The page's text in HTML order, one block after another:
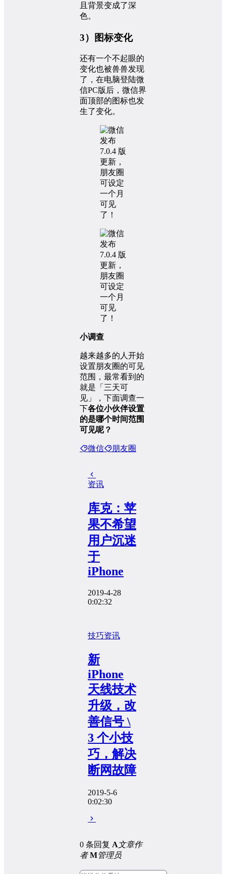
且背景变成了深
色。
3）图标变化
还有一个不起眼的
变化也被兽兽发现
了，在电脑登陆微
信PC版后，微信界
面顶部的图标也发
生了变化。
小调查
越来越多的人开始
设置朋友圈的可见
范围，最常看到的
就是「三天可
见」，下面调查一
下各位小伙伴设置
的是哪个时间范围
可见呢？
微信 朋友圈
资讯
库克：苹
果不希望
用户沉迷
于
iPhone
2019-4-28
0:02:32
技巧资讯
新
iPhone
天线技术
升级，改
善信号 \
3 个小技
巧，解决
断网故障
2019-5-6
0:02:30
0 条回复 A文章作
者 M管理员